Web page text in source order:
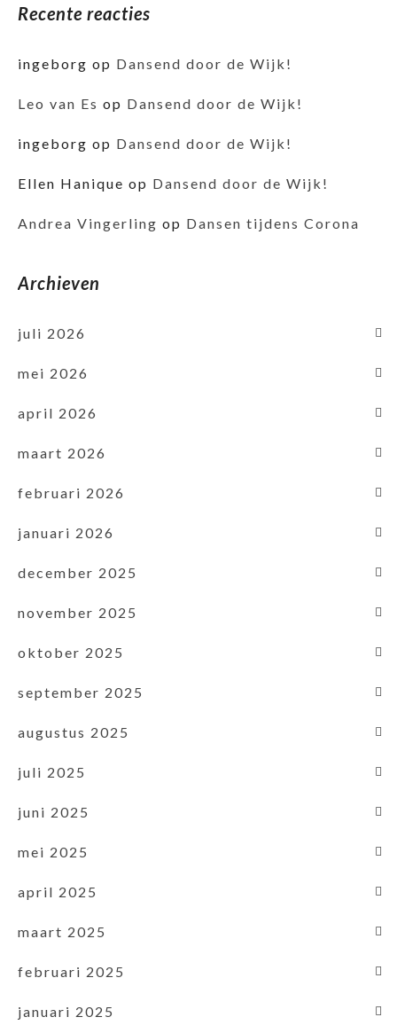
Recente reacties
ingeborg op Dansend door de Wijk!
Leo van Es op Dansend door de Wijk!
ingeborg op Dansend door de Wijk!
Ellen Hanique op Dansend door de Wijk!
Andrea Vingerling op Dansen tijdens Corona
Archieven
juli 2026
mei 2026
april 2026
maart 2026
februari 2026
januari 2026
december 2025
november 2025
oktober 2025
september 2025
augustus 2025
juli 2025
juni 2025
mei 2025
april 2025
maart 2025
februari 2025
januari 2025